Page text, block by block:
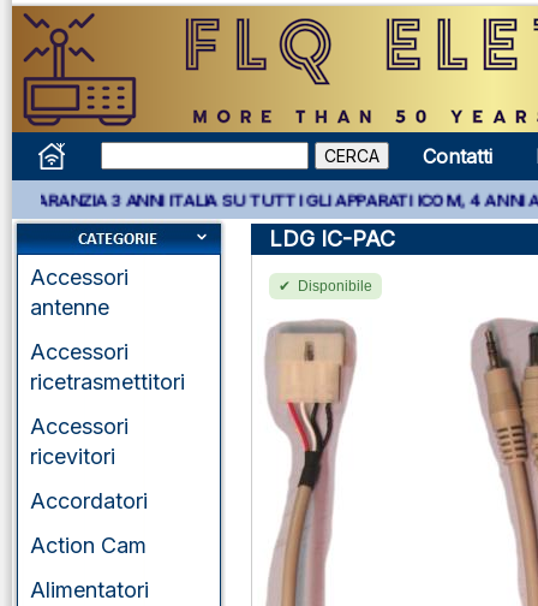
Contatti
ANNI ITALIA SU TUTTI GLI APPARATI ICOM, 4 ANNI APPARATI
Accessori
antenne
Accessori
ricetrasmettitori
Accessori
ricevitori
Accordatori
Action Cam
Alimentatori
LDG IC-PAC
Disponibile